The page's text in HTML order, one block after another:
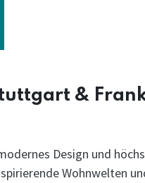
&
Design und
Wohnwelten